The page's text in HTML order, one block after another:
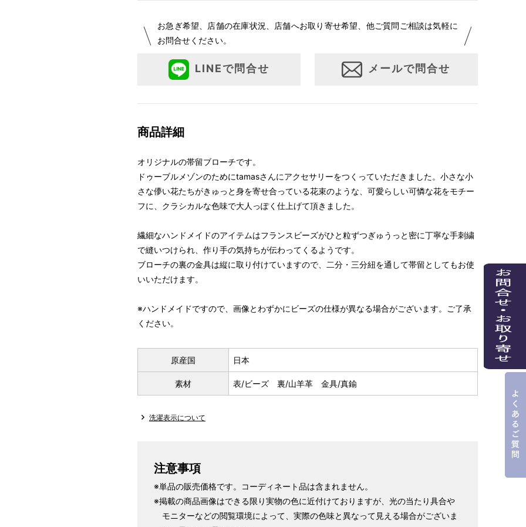
お急ぎ希望、店舗の在庫状況、店舗へお取り寄せ希望、他ご質問ご相談は気軽に
お問合せください。
LINEで問合せ メールで問合せ
商品詳細
オリジナルの帯留ブローチです。
ドゥーブルメゾンのためにtamasさんにアクセサリーをつくっていただきました。小さな小
さな儚い花たちがきゅっと身を寄せ合っている花束のような、可愛らしい可憐な花をモチー
フに、クラシカルな色味で大人っぽく仕上げて頂きました。
繊細なハンドメイドのアイテムはフランスビーズがひと粒ずつぎゅうっと密に丁寧な手刺繍
で縫いつけられ、作り手の気持ちが伝わってくるようです。
ブローチの裏の金具は縦に取り付けていますので、二分・三分紐を通して帯留としてもお使
いいただけます。
※ハンドメイドですので、画像とわずかにビーズの仕様が異なる場合がございます。ご了承
ください。
原産国 日本
素材 表/ビーズ 裏/山羊革 金具/真鍮
洗濯表示について
注意事項
※単品の販売価格です。コーディネート品は含まれません。
※掲載の商品画像はできる限り実物の色に近付けておりますが、光の当たり具合や
モニターなどの閲覧環境によって、実際の色味と異なって見える場合がございま